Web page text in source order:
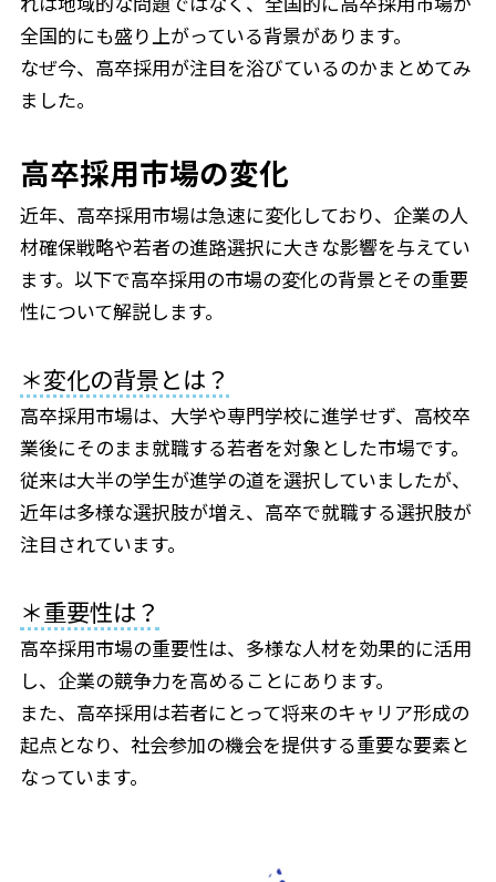
全国的にも盛り上がっている背景があります。
なぜ今、高卒採用が注目を浴びているのかまとめてみ
ました。
高卒採用市場の変化
近年、高卒採用市場は急速に変化しており、企業の人
材確保戦略や若者の進路選択に大きな影響を与えてい
ます。以下で高卒採用の市場の変化の背景とその重要
性について解説します。
＊変化の背景とは？
高卒採用市場は、大学や専門学校に進学せず、高校卒
業後にそのまま就職する若者を対象とした市場です。
従来は大半の学生が進学の道を選択していましたが、
近年は多様な選択肢が増え、高卒で就職する選択肢が
注目されています。
＊重要性は？
高卒採用市場の重要性は、多様な人材を効果的に活用
し、企業の競争力を高めることにあります。
また、高卒採用は若者にとって将来のキャリア形成の
起点となり、社会参加の機会を提供する重要な要素と
なっています。